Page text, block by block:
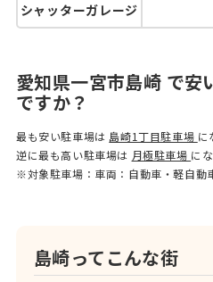
シャッターガレージ
愛知県一宮市島崎 で安
ですか？
最も安い駐車場は 島崎1丁目駐車場 に
逆に最も高い駐車場は 月極駐車場 に
※対象駐車場：車両：自動車・軽自動
島崎ってこんな街